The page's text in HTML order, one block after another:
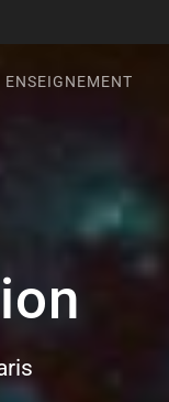
ENSEIGNEMENT